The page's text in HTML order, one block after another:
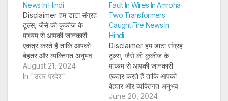
News In Hindi
Disclaimer हम डाटा संग्रह
टूल्स, जैसे की कुकीज के
माध्यम से आपकी जानकारी
एकत्र करते हैं ताकि आपको
बेहतर और व्यक्तिगत अनुभव
प्रदान कर सकें और लक्षित
विज्ञापन पेश कर सकें। अगर
August 21, 2024
In "उत्तर प्रदेश"
Fault In Wires In Amroha
Two Transformers
Caught Fire News In
Hindi
Disclaimer हम डाटा संग्रह
टूल्स, जैसे की कुकीज के
माध्यम से आपकी जानकारी
एकत्र करते हैं ताकि आपको
बेहतर और व्यक्तिगत अनुभव
प्रदान कर सकें और लक्षित
June 20, 2024